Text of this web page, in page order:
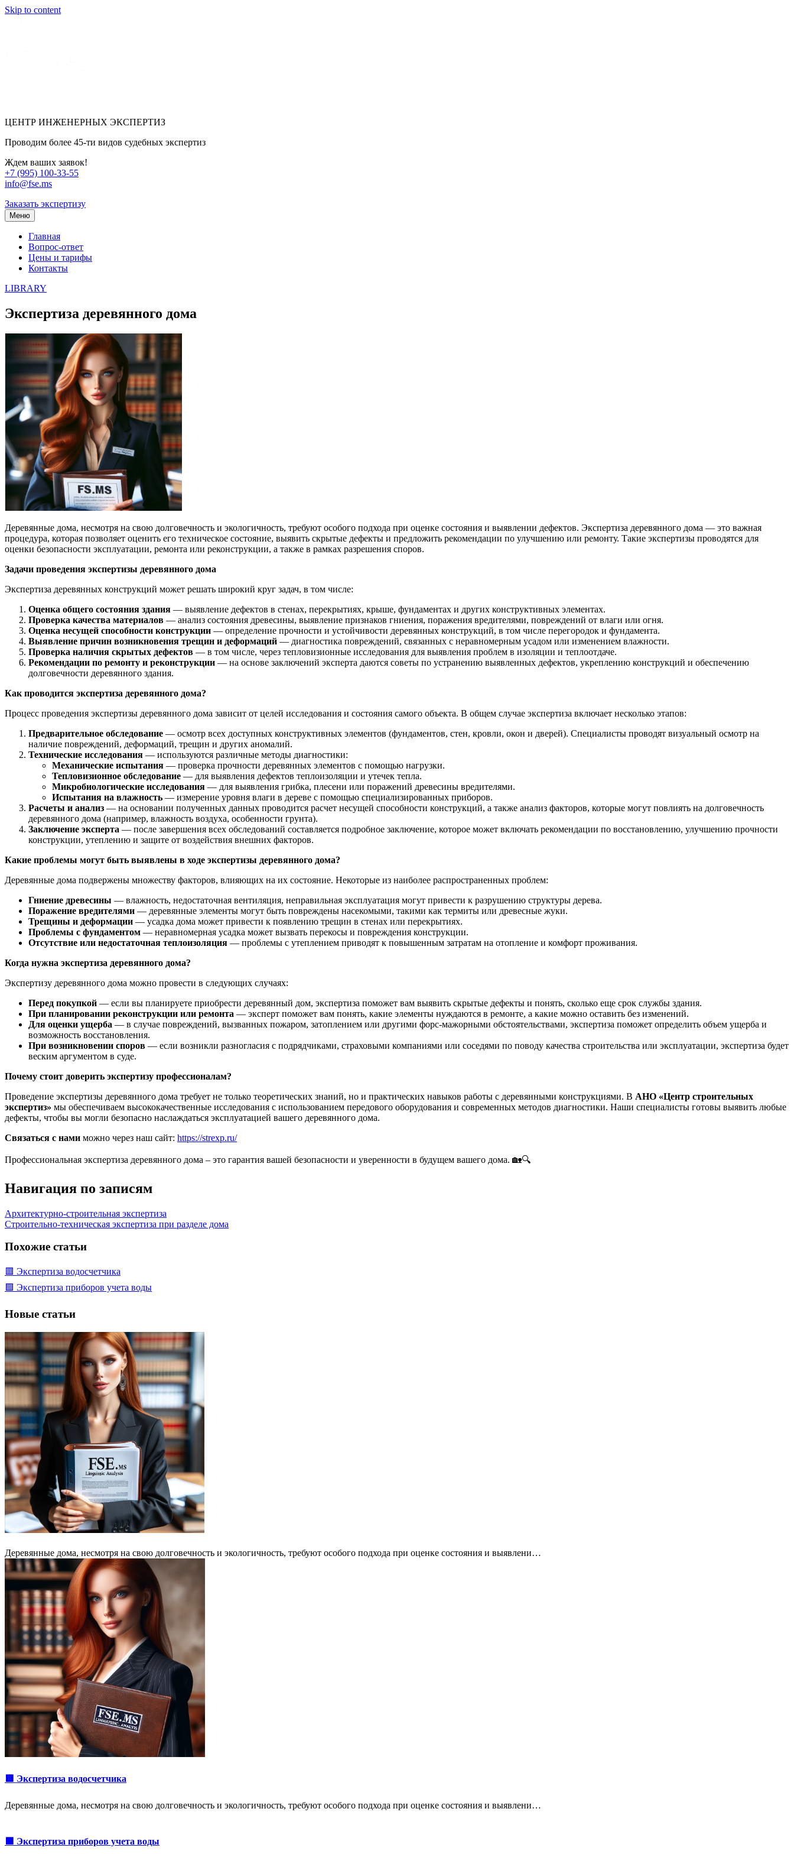
Skip to content
ЦЕНТР ИНЖЕНЕРНЫХ ЭКСПЕРТИЗ
Проводим более 45-ти видов судебных экспертиз
Ждем ваших заявок!
+7 (995) 100-33-55
info@fse.ms
Заказать экспертизу
Меню
Главная
Вопрос-ответ
Цены и тарифы
Контакты
LIBRARY
Экспертиза деревянного дома
Деревянные дома, несмотря на свою долговечность и экологичность, требуют особого подхода при оценке состояния и выявлении дефектов. Экспертиза деревянного дома — это важная
процедура, которая позволяет оценить его техническое состояние, выявить скрытые дефекты и предложить рекомендации по улучшению или ремонту. Такие экспертизы проводятся для
оценки безопасности эксплуатации, ремонта или реконструкции, а также в рамках разрешения споров.
Задачи проведения экспертизы деревянного дома
Экспертиза деревянных конструкций может решать широкий круг задач, в том числе:
Оценка общего состояния здания — выявление дефектов в стенах, перекрытиях, крыше, фундаментах и других конструктивных элементах.
Проверка качества материалов — анализ состояния древесины, выявление признаков гниения, поражения вредителями, повреждений от влаги или огня.
Оценка несущей способности конструкции — определение прочности и устойчивости деревянных конструкций, в том числе перегородок и фундамента.
Выявление причин возникновения трещин и деформаций — диагностика повреждений, связанных с неравномерным усадом или изменением влажности.
Проверка наличия скрытых дефектов — в том числе, через тепловизионные исследования для выявления проблем в изоляции и теплоотдаче.
Рекомендации по ремонту и реконструкции — на основе заключений эксперта даются советы по устранению выявленных дефектов, укреплению конструкций и обеспечению
долговечности деревянного здания.
Как проводится экспертиза деревянного дома?
Процесс проведения экспертизы деревянного дома зависит от целей исследования и состояния самого объекта. В общем случае экспертиза включает несколько этапов:
Предварительное обследование — осмотр всех доступных конструктивных элементов (фундаментов, стен, кровли, окон и дверей). Специалисты проводят визуальный осмотр на
наличие повреждений, деформаций, трещин и других аномалий.
Технические исследования — используются различные методы диагностики:
Механические испытания — проверка прочности деревянных элементов с помощью нагрузки.
Тепловизионное обследование — для выявления дефектов теплоизоляции и утечек тепла.
Микробиологические исследования — для выявления грибка, плесени или поражений древесины вредителями.
Испытания на влажность — измерение уровня влаги в дереве с помощью специализированных приборов.
Расчеты и анализ — на основании полученных данных проводится расчет несущей способности конструкций, а также анализ факторов, которые могут повлиять на долговечность
деревянного дома (например, влажность воздуха, особенности грунта).
Заключение эксперта — после завершения всех обследований составляется подробное заключение, которое может включать рекомендации по восстановлению, улучшению прочности
конструкции, утеплению и защите от воздействия внешних факторов.
Какие проблемы могут быть выявлены в ходе экспертизы деревянного дома?
Деревянные дома подвержены множеству факторов, влияющих на их состояние. Некоторые из наиболее распространенных проблем:
Гниение древесины — влажность, недостаточная вентиляция, неправильная эксплуатация могут привести к разрушению структуры дерева.
Поражение вредителями — деревянные элементы могут быть повреждены насекомыми, такими как термиты или древесные жуки.
Трещины и деформации — усадка дома может привести к появлению трещин в стенах или перекрытиях.
Проблемы с фундаментом — неравномерная усадка может вызвать перекосы и повреждения конструкции.
Отсутствие или недостаточная теплоизоляция — проблемы с утеплением приводят к повышенным затратам на отопление и комфорт проживания.
Когда нужна экспертиза деревянного дома?
Экспертизу деревянного дома можно провести в следующих случаях:
Перед покупкой — если вы планируете приобрести деревянный дом, экспертиза поможет вам выявить скрытые дефекты и понять, сколько еще срок службы здания.
При планировании реконструкции или ремонта — эксперт поможет вам понять, какие элементы нуждаются в ремонте, а какие можно оставить без изменений.
Для оценки ущерба — в случае повреждений, вызванных пожаром, затоплением или другими форс-мажорными обстоятельствами, экспертиза поможет определить объем ущерба и
возможность восстановления.
При возникновении споров — если возникли разногласия с подрядчиками, страховыми компаниями или соседями по поводу качества строительства или эксплуатации, экспертиза будет
веским аргументом в суде.
Почему стоит доверить экспертизу профессионалам?
Проведение экспертизы деревянного дома требует не только теоретических знаний, но и практических навыков работы с деревянными конструкциями. В АНО «Центр строительных
экспертиз» мы обеспечиваем высококачественные исследования с использованием передового оборудования и современных методов диагностики. Наши специалисты готовы выявить любые
дефекты, чтобы вы могли безопасно наслаждаться эксплуатацией вашего деревянного дома.
Связаться с нами можно через наш сайт: https://strexp.ru/
Профессиональная экспертиза деревянного дома – это гарантия вашей безопасности и уверенности в будущем вашего дома. 🏡🔍
Навигация по записям
Архитектурно-строительная экспертиза
Строительно-техническая экспертиза при разделе дома
Похожие статьи
🟥 Экспертиза водосчетчика
🟩 Экспертиза приборов учета воды
Новые статьи
Деревянные дома, несмотря на свою долговечность и экологичность, требуют особого подхода при оценке состояния и выявлени…
🟥 Экспертиза водосчетчика
Деревянные дома, несмотря на свою долговечность и экологичность, требуют особого подхода при оценке состояния и выявлени…
🟩 Экспертиза приборов учета воды